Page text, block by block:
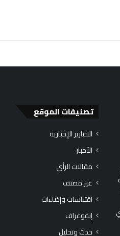
تصنيفات الموقع
التقارير الإخبارية
الأخبار
مقالات الرأي
غير مصنف
اقتباسات وإضاءات
إنفوغراف
حدث وتحليل